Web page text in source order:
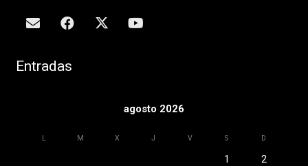
Entradas
agosto 2026
L M X J V S D
1
2